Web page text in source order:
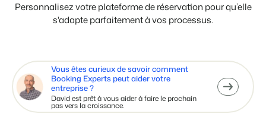
Personnalisez votre plateforme de réservation pour qu’elle
s'adapte parfaitement à vos processus.
Vous êtes curieux de savoir comment
Booking Experts peut aider votre
entreprise ?
David est prêt à vous aider à faire le prochain
pas vers la croissance.